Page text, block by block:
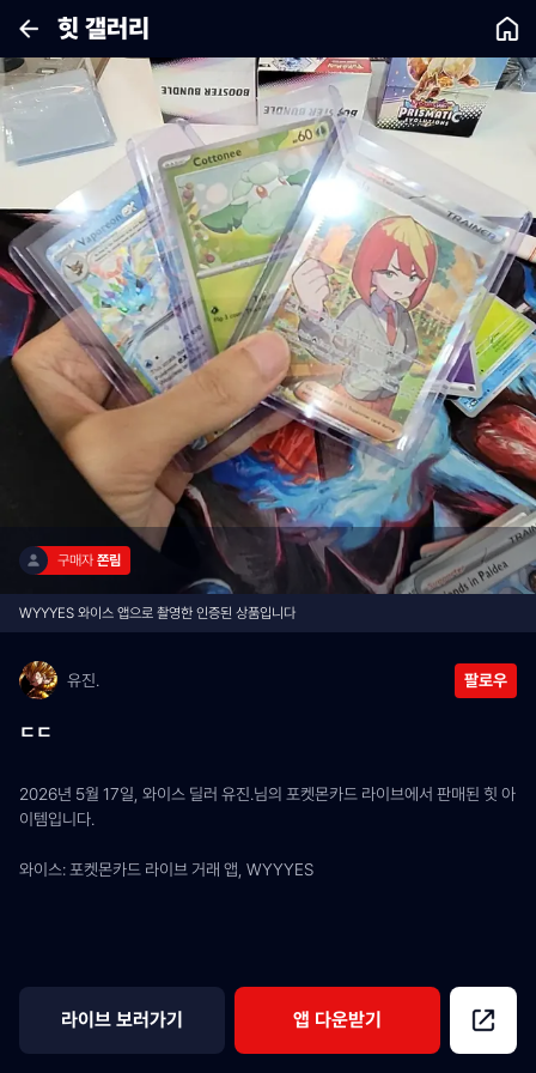
힛 갤러리
구매자 쫀림
WYYYES 와이스 앱으로 촬영한 인증된 상품입니다
유진. 팔로우
ㄷㄷ
2026년 5월 17일, 와이스 딜러 유진.님의 포켓몬카드 라이브에서 판매된 힛 아
이템입니다.
와이스: 포켓몬카드 라이브 거래 앱, WYYYES
라이브 보러가기 앱 다운받기